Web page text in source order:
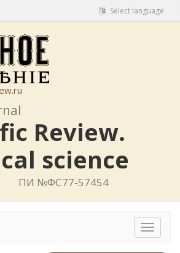
Select language
Review.
science
ПИ №ФС77-57454
Toggle